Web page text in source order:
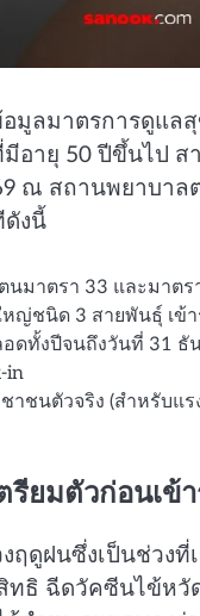
ลมาตรการดูแล
อายุ 50 ปีขึ้นไป ส
ณ สถานพยาบาล
งนี้
นมาตรา 33 และมาต
ญ่ชนิด 3 สายพันธุ์ เข้
อดทั้งปีจนถึงวันที่ 31
in
าชนตัวจริง (สำหรับ
รียมตัวก่อนเ
ดูฝนซึ่งเป็นช่วงที่
ทธิ ฉีดวัคซีนไข้ห